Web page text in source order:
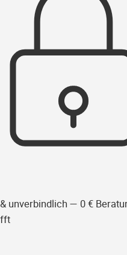
unverbindlich — 0 €